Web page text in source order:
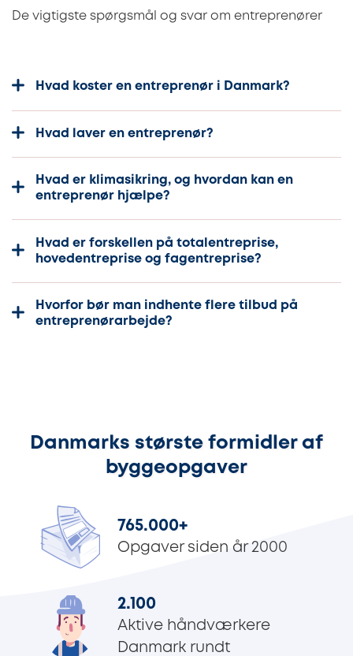
De vigtigste spørgsmål og svar om entreprenører
Hvad koster en entreprenør i Danmark?
Hvad laver en entreprenør?
Hvad er klimasikring, og hvordan kan en
entreprenør hjælpe?
Hvad er forskellen på totalentreprise,
hovedentreprise og fagentreprise?
Hvorfor bør man indhente flere tilbud på
entreprenørarbejde?
Danmarks største formidler af
byggeopgaver
765.000+
Opgaver siden år 2000
2.100
Aktive håndværkere
Danmark rundt